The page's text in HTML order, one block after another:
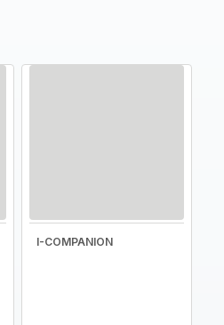
I-COMPANION